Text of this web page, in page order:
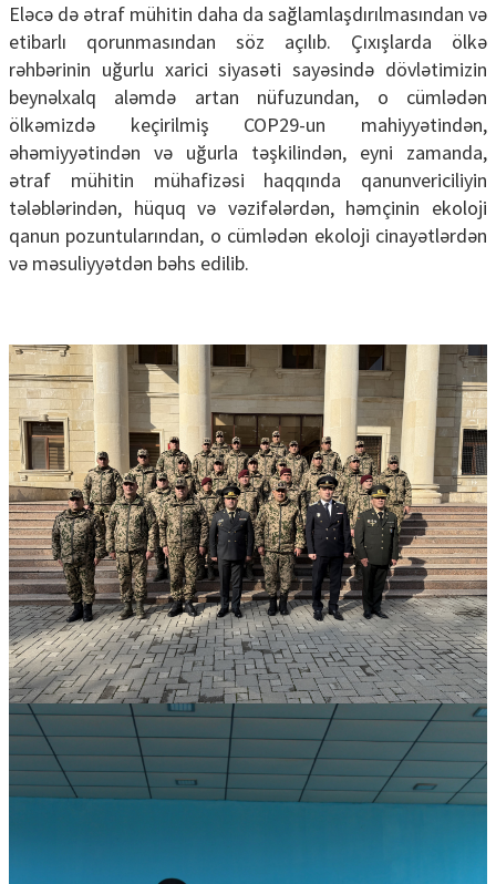
Eləcə də ətraf mühitin daha da sağlamlaşdırılmasından və
etibarlı qorunmasından söz açılıb. Çıxışlarda ölkə
rəhbərinin uğurlu xarici siyasəti sayəsində dövlətimizin
beynəlxalq aləmdə artan nüfuzundan, o cümlədən
ölkəmizdə keçirilmiş COP29-un mahiyyətindən,
əhəmiyyətindən və uğurla təşkilindən, eyni zamanda,
ətraf mühitin mühafizəsi haqqında qanunvericiliyin
tələblərindən, hüquq və vəzifələrdən, həmçinin ekoloji
qanun pozuntularından, o cümlədən ekoloji cinayətlərdən
və məsuliyyətdən bəhs edilib.